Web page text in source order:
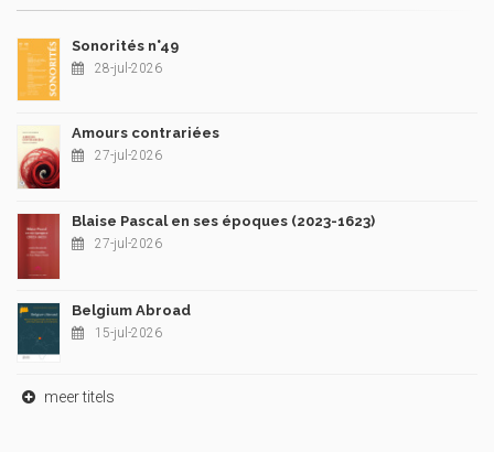
Sonorités n°49
28-jul-2026
Amours contrariées
27-jul-2026
Blaise Pascal en ses époques (2023-1623)
27-jul-2026
Belgium Abroad
15-jul-2026
meer titels